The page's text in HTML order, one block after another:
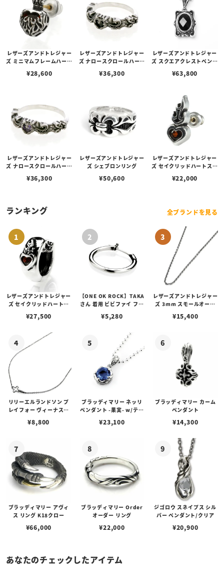
レザーズアンドトレジャー
ズ ミニマムフレームハート
ット
¥28,600
レザーズアンドトレジャー
ズ ナロースクロールハート
¥36,300
レザーズアンドトレジャー
ズ スクエアクレストペンダ
キス（カット）（トップの
¥63,800
レザーズアンドトレジャー
ズ ナロースクロールハート
¥36,300
レザーズアンドトレジャー
ズ シェブロンリング
¥50,600
レザーズアンドトレジャー
ズ セイクリッドハートスタ
ト
¥22,000
ランキング 全ブランドを見る
レザーズアンドトレジャー
ズ セイクリッドハートピ
¥27,500
【ONE OK ROCK】TAKA
さん 着用 ビビファイ フー
¥5,280
レザーズアンドトレジャー
ズ 3mm スモールオーバ
ブスタークラスプ＆LTロ
¥15,400
リリーエルランドソン プ
レイフォー ヴィーナスチ
¥8,800
ブラッディマリー ネッリ
ペンダント -果実- w/ティ
¥23,100
ブラッディマリー カーム
ペンダント
¥14,300
ブラッディマリー アヴィ
ス リング K18クロー
¥66,000
ブラッディマリー Order
オーダー リング
¥22,000
ジゴロウ スネイプス シル
バー ペンダント/クリア
¥20,900
あなたのチェックしたアイテム